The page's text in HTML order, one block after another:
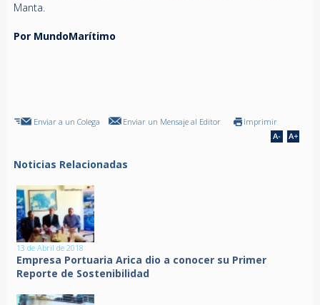
Manta.
Por MundoMarítimo
Enviar a un Colega Enviar un Mensaje al Editor Imprimir
Noticias Relacionadas
13 de Abril de 2018
Empresa Portuaria Arica dio a conocer su Primer
Reporte de Sostenibilidad